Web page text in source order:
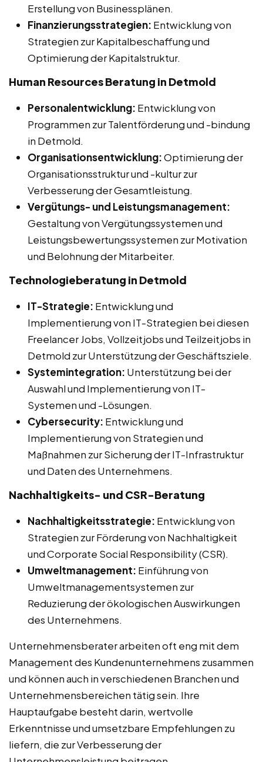
Erstellung von Businessplänen.
Finanzierungsstrategien: Entwicklung von
Strategien zur Kapitalbeschaffung und
Optimierung der Kapitalstruktur.
Human Resources Beratung in Detmold
Personalentwicklung: Entwicklung von
Programmen zur Talentförderung und -bindung
in Detmold.
Organisationsentwicklung:Optimierung der
Organisationsstruktur und -kultur zur
Verbesserung der Gesamtleistung.
Vergütungs- und Leistungsmanagement:
Gestaltung von Vergütungssystemen und
Leistungsbewertungssystemen zur Motivation
und Belohnung der Mitarbeiter.
Technologieberatung in Detmold
IT-Strategie: Entwicklung und
Implementierung von IT-Strategien bei diesen
Freelancer Jobs, Vollzeitjobs und Teilzeitjobs in
Detmold zur Unterstützung der Geschäftsziele.
Systemintegration: Unterstützung bei der
Auswahl und Implementierung von IT-
Systemen und -Lösungen.
Cybersecurity: Entwicklung und
Implementierung von Strategien und
Maßnahmen zur Sicherung der IT-Infrastruktur
und Daten des Unternehmens.
Nachhaltigkeits- und CSR-Beratung
Nachhaltigkeitsstrategie: Entwicklung von
Strategien zur Förderung von Nachhaltigkeit
und Corporate Social Responsibility (CSR).
Umweltmanagement: Einführung von
Umweltmanagementsystemen zur
Reduzierung der ökologischen Auswirkungen
des Unternehmens.
Unternehmensberater arbeiten oft eng mit dem
Management des Kundenunternehmens zusammen
und können auch in verschiedenen Branchen und
Unternehmensbereichen tätig sein. Ihre
Hauptaufgabe besteht darin, wertvolle
Erkenntnisse und umsetzbare Empfehlungen zu
liefern, die zur Verbesserung der